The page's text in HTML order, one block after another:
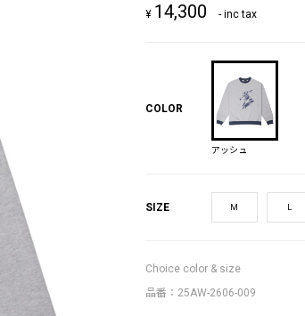
¥ 14,300 - inc tax
COLOR
アッシュ
SIZE M L
Choice color & size
品番：25AW-2606-009